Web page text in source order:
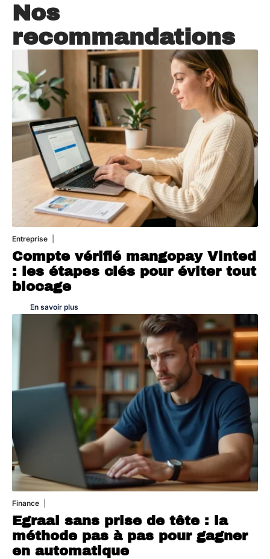
Nos
recommandations
Entreprise
Compte vérifié mangopay Vinted
: les étapes clés pour éviter tout
blocage
En savoir plus
Finance
Egraal sans prise de tête : la
méthode pas à pas pour gagner
en automatique